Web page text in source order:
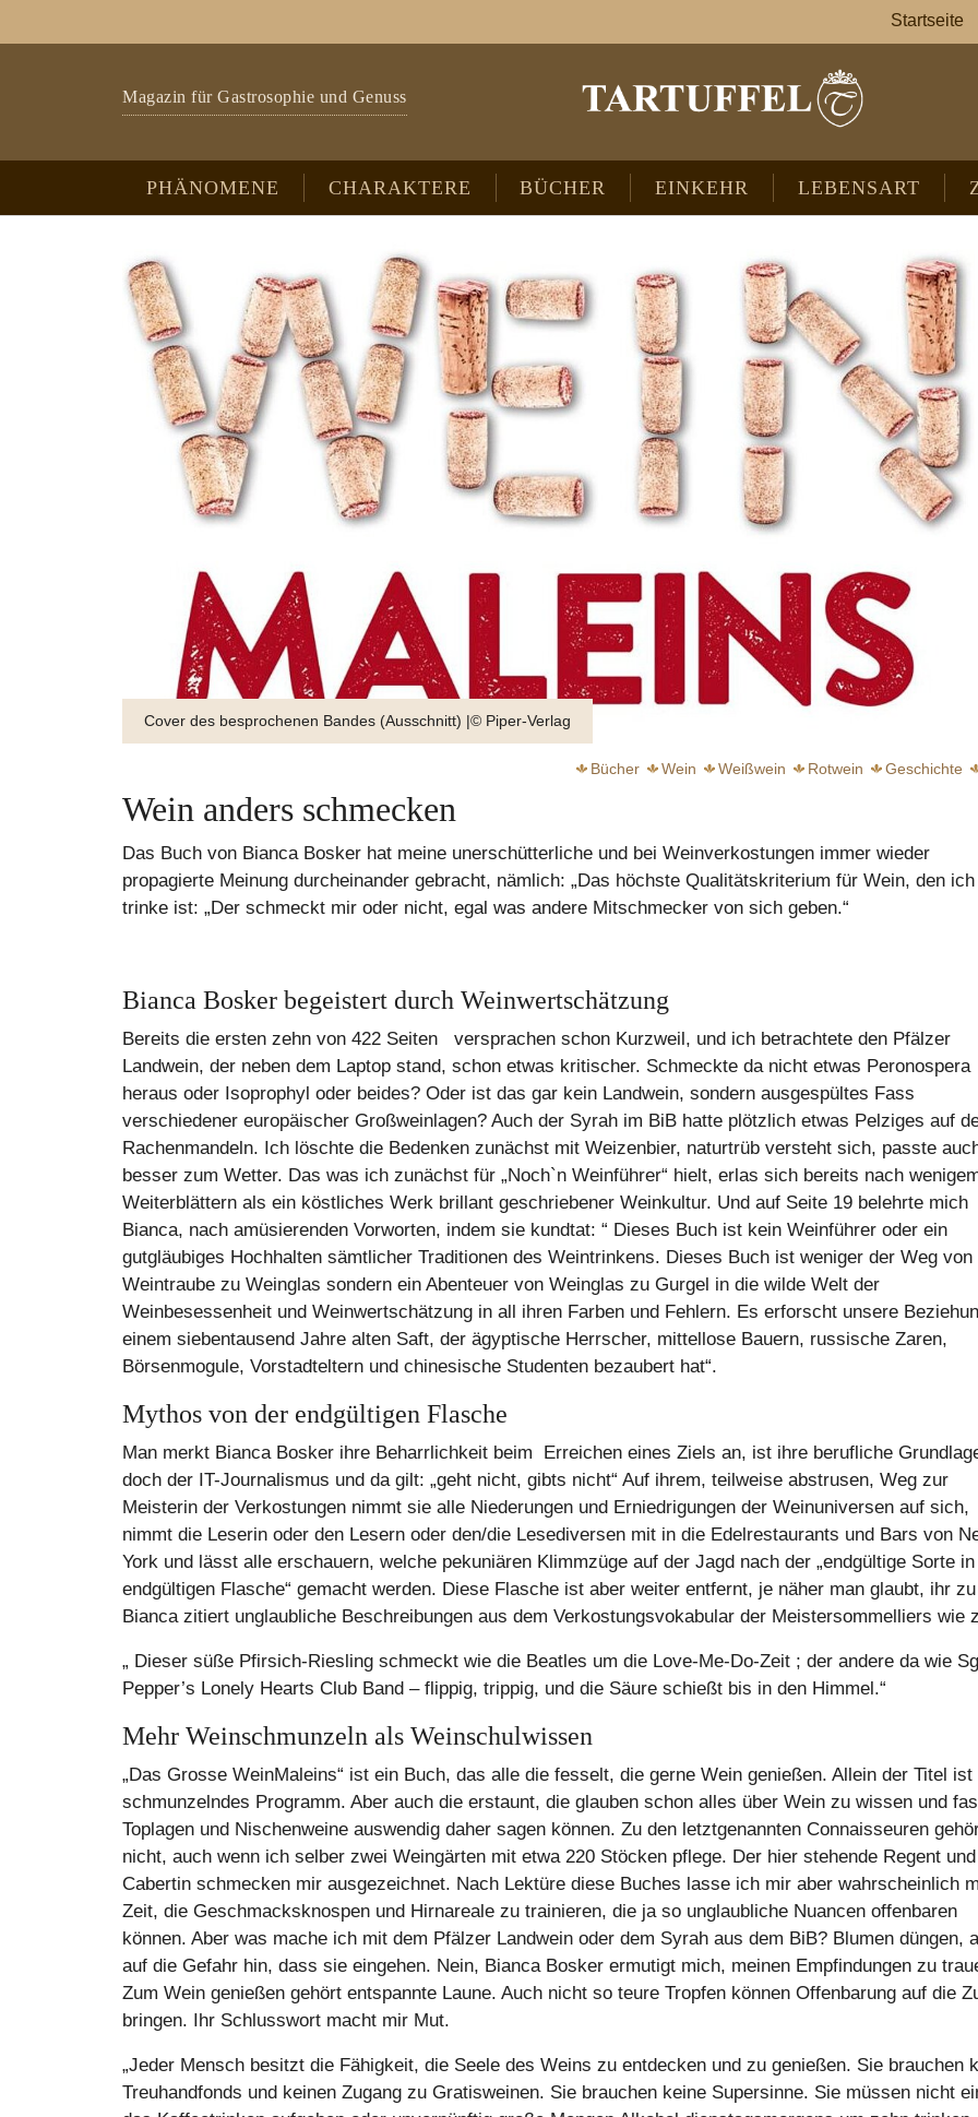
Magazin für Gastrosophie und Genuss
PHÄNOMENE CHARAKTERE BÜCHER EINKEHR LEBENSART
Startseite
Cover des besprochenen Bandes (Ausschnitt) |© Piper-Verlag
Bücher Wein Weißwein Rotwein Geschichte
Wein anders schmecken
Das Buch von Bianca Bosker hat meine unerschütterliche und bei Weinverkostungen immer wieder
propagierte Meinung durcheinander gebracht, nämlich: „Das höchste Qualitätskriterium für Wein, den ich
trinke ist: „Der schmeckt mir oder nicht, egal was andere Mitschmecker von sich geben.“
Bianca Bosker begeistert durch Weinwertschätzung
Bereits die ersten zehn von 422 Seiten versprachen schon Kurzweil, und ich betrachtete den Pfälzer
Landwein, der neben dem Laptop stand, schon etwas kritischer. Schmeckte da nicht etwas Peronospera
heraus oder Isoprophyl oder beides? Oder ist das gar kein Landwein, sondern ausgespültes Fass
verschiedener europäischer Großweinlagen? Auch der Syrah im BiB hatte plötzlich etwas Pelziges auf
Rachenmandeln. Ich löschte die Bedenken zunächst mit Weizenbier, naturtrüb versteht sich, passte
besser zum Wetter. Das was ich zunächst für „Noch`n Weinführer“ hielt, erlas sich bereits nach
Weiterblättern als ein köstliches Werk brillant geschriebener Weinkultur. Und auf Seite 19 belehrte mich
Bianca, nach amüsierenden Vorworten, indem sie kundtat: “ Dieses Buch ist kein Weinführer oder ein
gutgläubiges Hochhalten sämtlicher Traditionen des Weintrinkens. Dieses Buch ist weniger der Weg von
Weintraube zu Weinglas sondern ein Abenteuer von Weinglas zu Gurgel in die wilde Welt der
Weinbesessenheit und Weinwertschätzung in all ihren Farben und Fehlern. Es erforscht unsere
einem siebentausend Jahre alten Saft, der ägyptische Herrscher, mittellose Bauern, russische Zaren,
Börsenmogule, Vorstadteltern und chinesische Studenten bezaubert hat“.
Mythos von der endgültigen Flasche
Man merkt Bianca Bosker ihre Beharrlichkeit beim Erreichen eines Ziels an, ist ihre berufliche
doch der IT-Journalismus und da gilt: „geht nicht, gibts nicht“ Auf ihrem, teilweise abstrusen, Weg zur
Meisterin der Verkostungen nimmt sie alle Niederungen und Erniedrigungen der Weinuniversen auf sich,
nimmt die Leserin oder den Lesern oder den/die Lesediversen mit in die Edelrestaurants und Bars von
York und lässt alle erschauern, welche pekuniären Klimmzüge auf der Jagd nach der „endgültige Sorte
endgültigen Flasche“ gemacht werden. Diese Flasche ist aber weiter entfernt, je näher man glaubt, ihr
Bianca zitiert unglaubliche Beschreibungen aus dem Verkostungsvokabular der Meistersommelliers wie
„ Dieser süße Pfirsich-Riesling schmeckt wie die Beatles um die Love-Me-Do-Zeit ; der andere da wie
Pepper’s Lonely Hearts Club Band – flippig, trippig, und die Säure schießt bis in den Himmel.“
Mehr Weinschmunzeln als Weinschulwissen
„Das Grosse WeinMaleins“ ist ein Buch, das alle die fesselt, die gerne Wein genießen. Allein der Titel ist
schmunzelndes Programm. Aber auch die erstaunt, die glauben schon alles über Wein zu wissen und
Toplagen und Nischenweine auswendig daher sagen können. Zu den letztgenannten Connaisseuren
nicht, auch wenn ich selber zwei Weingärten mit etwa 220 Stöcken pflege. Der hier stehende Regent und
Cabertin schmecken mir ausgezeichnet. Nach Lektüre diese Buches lasse ich mir aber wahrscheinlich
Zeit, die Geschmacksknospen und Hirnareale zu trainieren, die ja so unglaubliche Nuancen offenbaren
können. Aber was mache ich mit dem Pfälzer Landwein oder dem Syrah aus dem BiB? Blumen düngen,
auf die Gefahr hin, dass sie eingehen. Nein, Bianca Bosker ermutigt mich, meinen Empfindungen zu
Zum Wein genießen gehört entspannte Laune. Auch nicht so teure Tropfen können Offenbarung auf die
bringen. Ihr Schlusswort macht mir Mut.
„Jeder Mensch besitzt die Fähigkeit, die Seele des Weins zu entdecken und zu genießen. Sie brauchen
Treuhandfonds und keinen Zugang zu Gratisweinen. Sie brauchen keine Supersinne. Sie müssen nicht
Zart schwebender Genuss